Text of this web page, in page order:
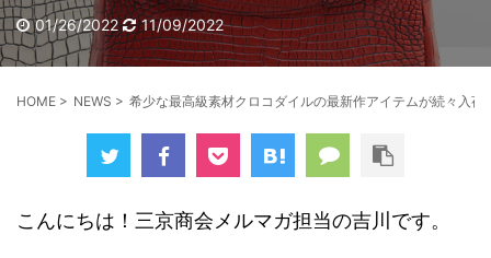
01/26/2022 11/09/2022
HOME > NEWS > 希少な最高級素材クロコダイルの最新作アイテムが続々入荷
こんにちは！三京商会メルマガ担当の吉川です。